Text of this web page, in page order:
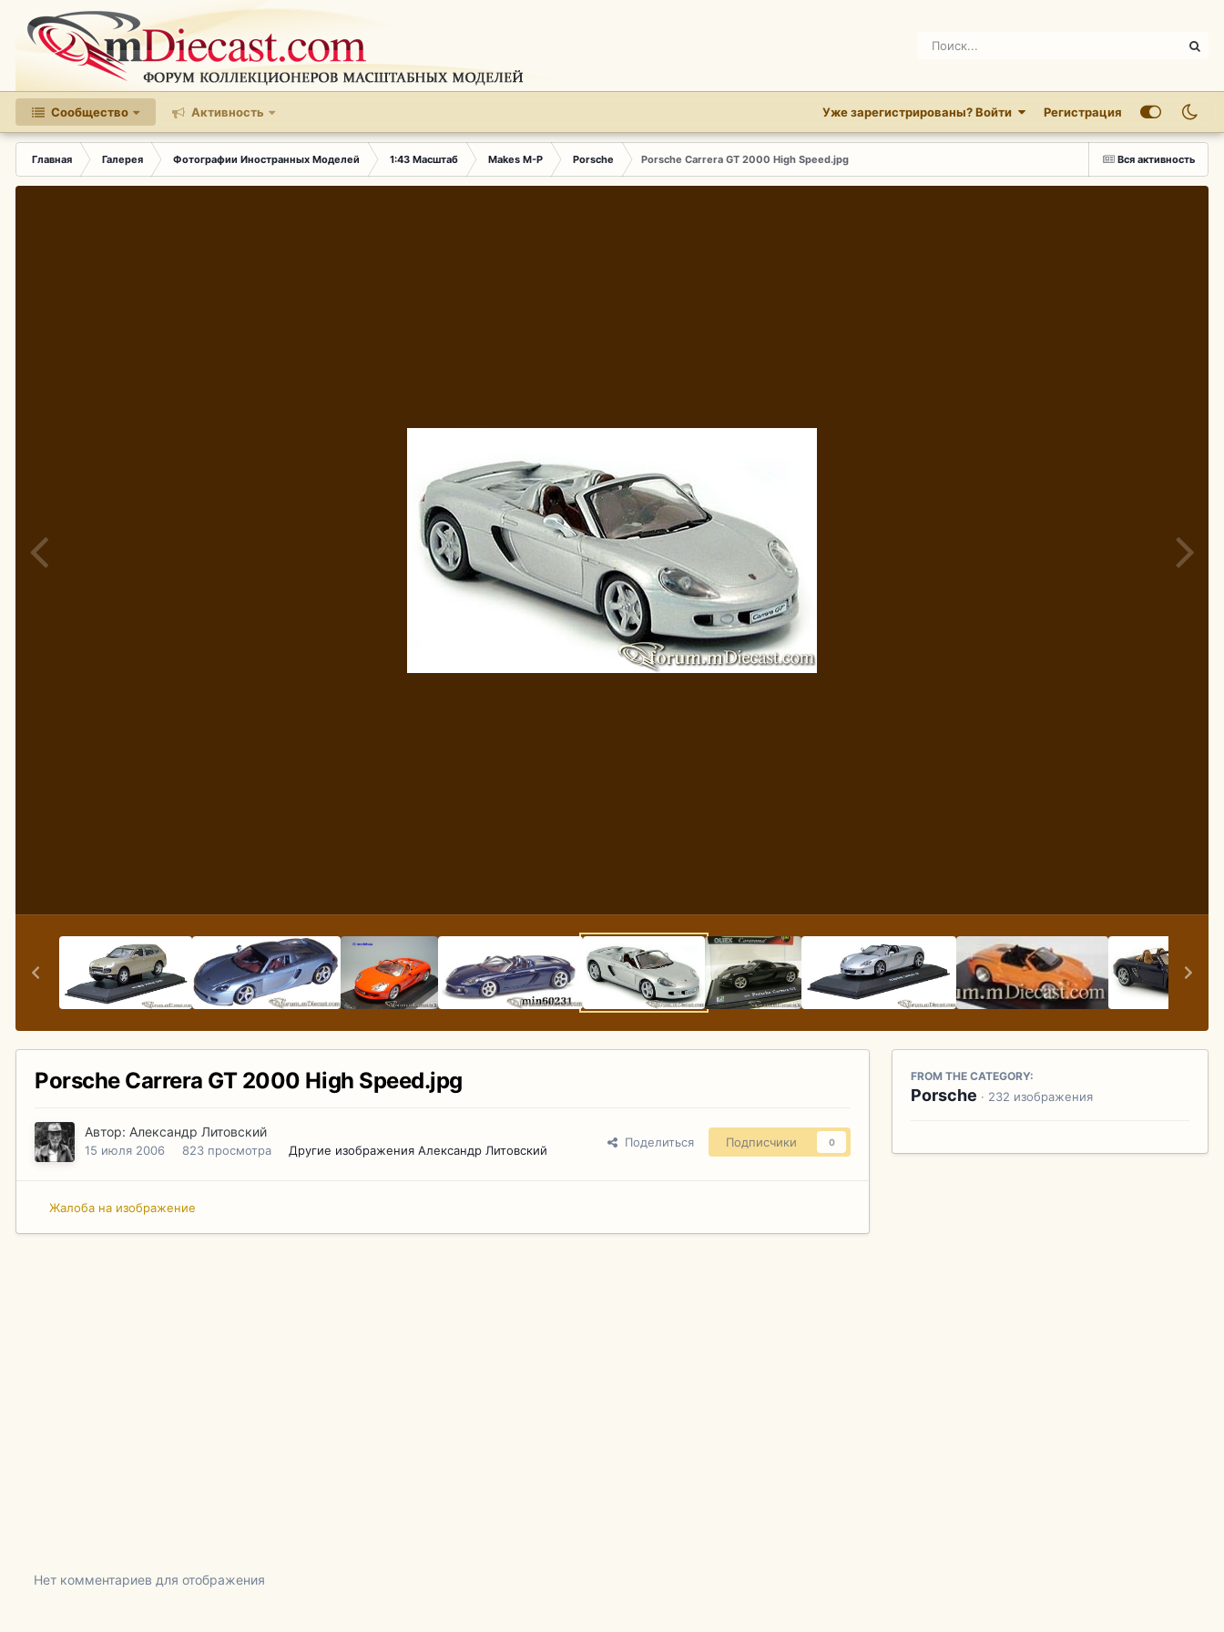
Сообщество Активность Уже зарегистрированы? Войти Регистрация
Вся активность
Главная Галерея Фотографии Иностранных Моделей 1:43 Масштаб Makes M-P Porsche Porsche Carrera GT 2000 High Speed.jpg
Porsche Carrera GT 2000 High Speed.jpg
Автор: Александр Литовский
15 июля 2006 823 просмотра Другие изображения Александр Литовский
Поделиться Подписчики 0
Жалоба на изображение
FROM THE CATEGORY:
Porsche · 232 изображения
Нет комментариев для отображения